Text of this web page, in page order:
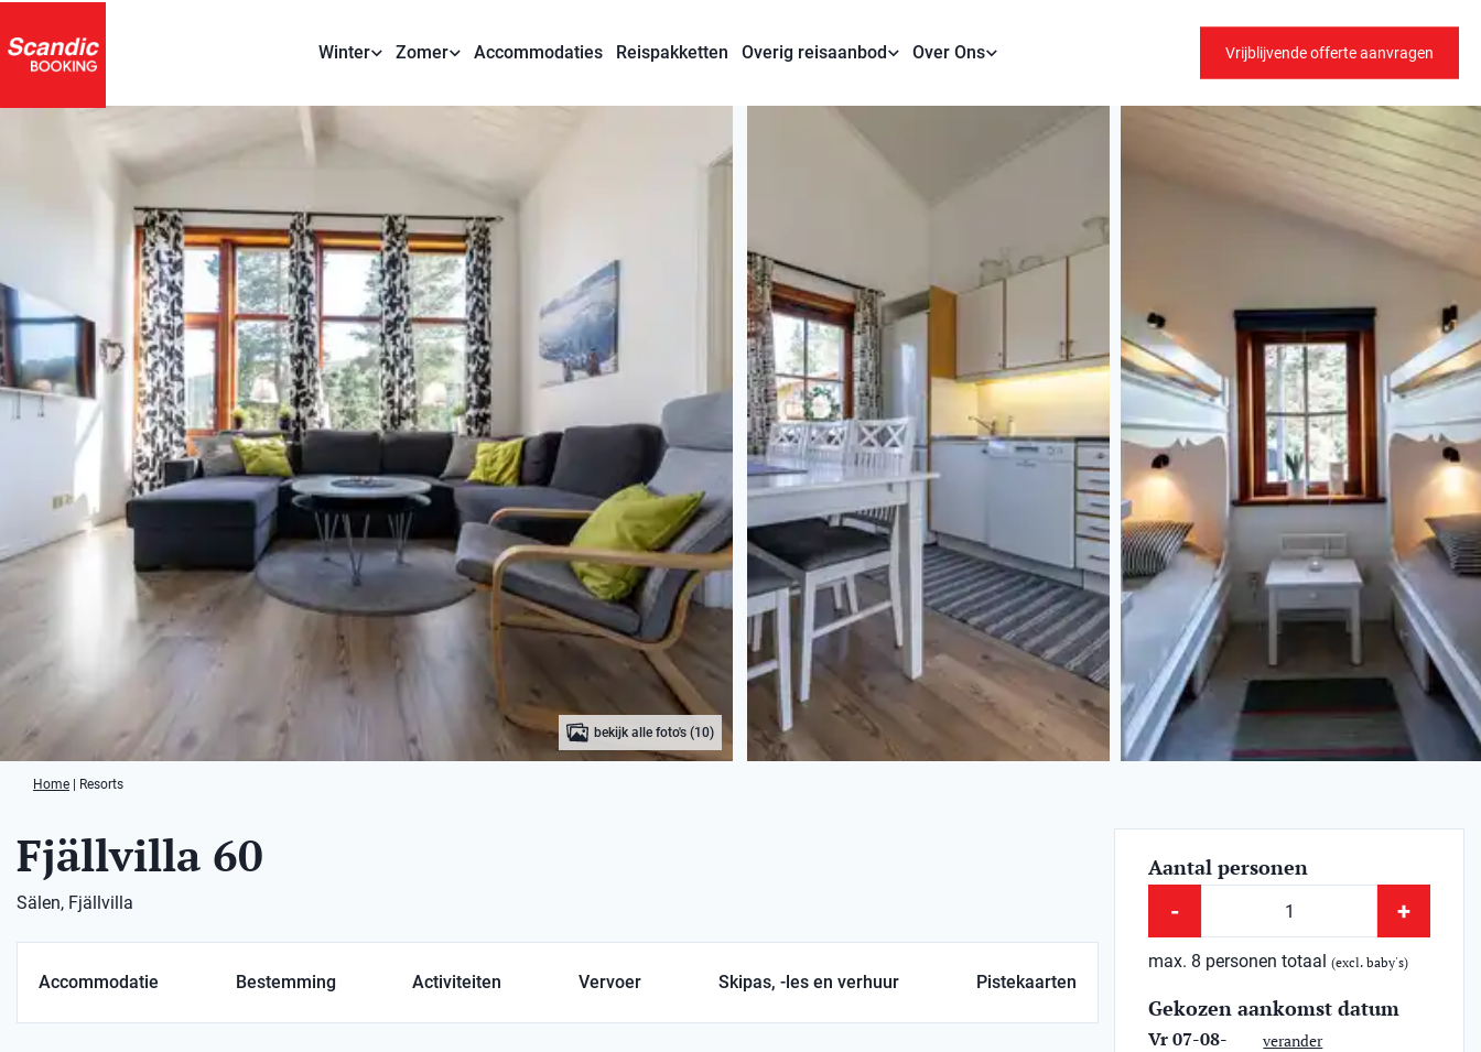
Winter Zomer Accommodaties Reispakketten Overig reisaanbod Over Ons Vrijblijvende offerte aanvragen
bekijk alle foto's (10)
Home Resorts
Fjällvilla 60
Sälen, Fjällvilla
Accommodatie Bestemming Activiteiten Vervoer Skipas, -les en verhuur Pistekaarten
Aantal personen
- +
max. 8 personen totaal(excl. baby's)
Gekozen aankomst datum
Vr 07-08-
verander